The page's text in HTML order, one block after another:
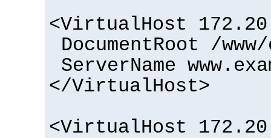
<VirtualHost
DocumentRoot /
ServerName
</VirtualHost>
<VirtualHost